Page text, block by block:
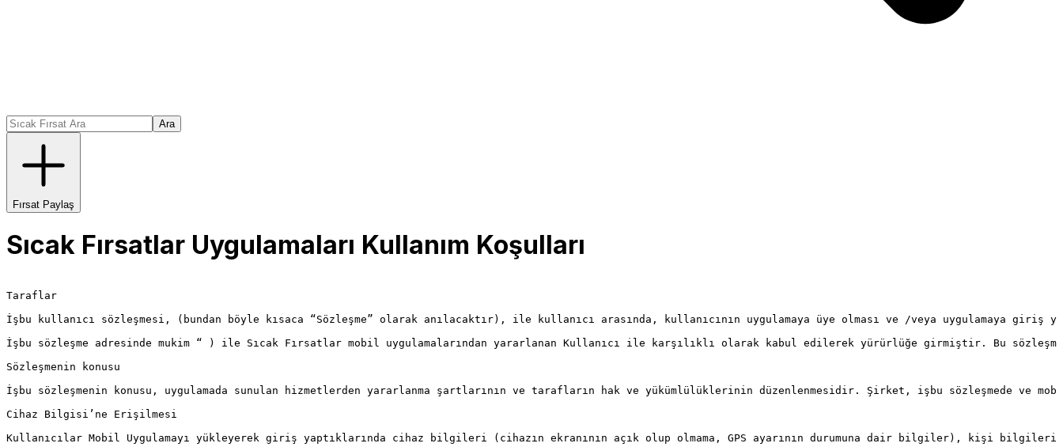
Ara
Fırsat Paylaş
Sıcak Fırsatlar Uygulamaları Kullanım Koşulları
Taraflar
İşbu kullanıcı sözleşmesi, (bundan böyle kısaca “Sözleşme” olarak anılacaktır), ile kullanıcı arasında, kullanıcının uygulamaya üye olması ve /veya uygulamaya
İşbu sözleşme adresinde mukim “ ) ile Sıcak Fırsatlar mobil uygulamalarından yararlanan Kullanıcı ile karşılıklı olarak kabul edilerek yürürlüğe girmiştir. Bu
Sözleşmenin konusu
İşbu sözleşmenin konusu, uygulamada sunulan hizmetlerden yararlanma şartlarının ve tarafların hak ve yükümlülüklerinin düzenlenmesidir. Şirket, işbu sözleşmede ve
Cihaz Bilgisi’ne Erişilmesi
Kullanıcılar Mobil Uygulamayı yükleyerek giriş yaptıklarında cihaz bilgileri (cihazın ekranının açık olup olmama, GPS ayarının durumuna dair bilgiler), kişi